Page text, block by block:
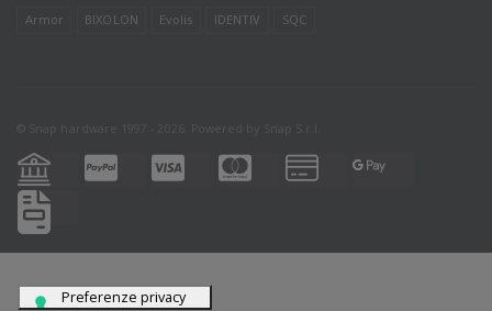
Armor BIXOLON Evolis IDENTIV SQC
© Snap hardware 1997 - 2026. Powered by Snap S.r.l.